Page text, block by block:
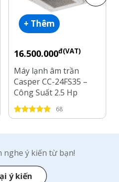
+ Thêm
16.500.000đ(VAT)
Máy lạnh âm trần
Casper CC-24FS35 –
Công Suất 2.5 Hp
68
nghe ý kiến từ bạn!
ý kiến